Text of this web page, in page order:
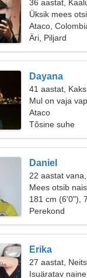
36 aastat,
Üksik mees
Ataco,
Äri, Piljard
Dayana
41 aastat,
Mul on vaja
Ataco
Tõsine suhe
Daniel
22 aastat
Mees otsib
181 cm (6'0"),
Perekond
Erika
27 aastat,
Isuäratav